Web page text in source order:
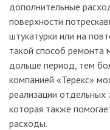
дополнительные
поверхности
штукатурки или на
такой способ ремонта
дольше период, тем
компанией «Терекс»
реализации отдельных
которая также
расходы.